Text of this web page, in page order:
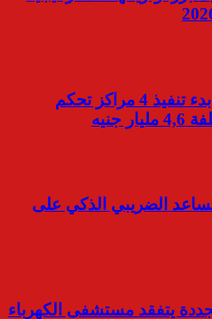
شنايدر إليكتريك توقع عقد بدء تنفيذ 4 مراكز تحكم
الضريبي الذكي على
يتفقد مستشفى الكهرباء